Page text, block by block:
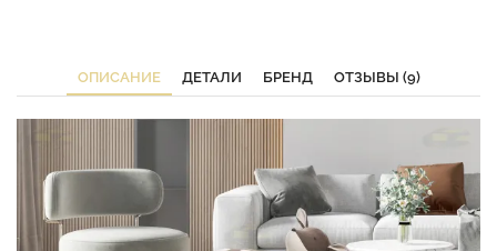
ОПИСАНИЕ ДЕТАЛИ БРЕНД ОТЗЫВЫ (9)